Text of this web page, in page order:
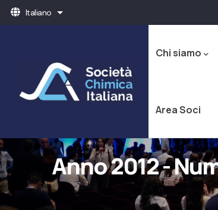
Salta Italiano Mostra ulteriori azioni
principale
Chi siamo
Area Soci
Anno 2012 -